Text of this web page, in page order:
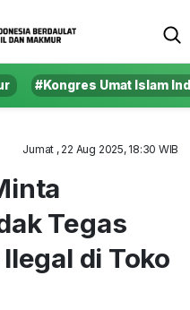
#Kongres Umat Islam
Jumat , 22 Aug 2025, 18:30 WIB
Tegas
di Toko